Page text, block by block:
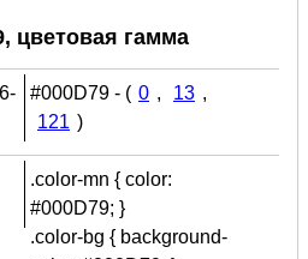
цветовая гамма
#000D79 - ( 0 , 13 ,
121 )
.color-mn { color:
#000D79; }
.color-bg { background-